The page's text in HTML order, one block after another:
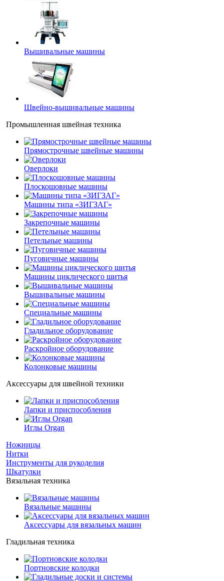
Вышивальные машины
Швейно-вышивальные машины
Промышленная швейная техника
Прямострочные швейные машины
Оверлоки
Плоскошовные машины
Машины типа «ЗИГЗАГ»
Закрепочные машины
Петельные машины
Пуговичные машины
Машины циклического шитья
Вышивальные машины
Специальные машины
Гладильное оборудование
Раскройное оборудование
Колонковые машины
Аксессуары для швейной техники
Лапки и приспособления
Иглы Organ
Ножницы
Нитки
Инструменты для рукоделия
Шкатулки
Вязальная техника
Вязальные машины
Аксессуары для вязальных машин
Гладильная техника
Портновские колодки